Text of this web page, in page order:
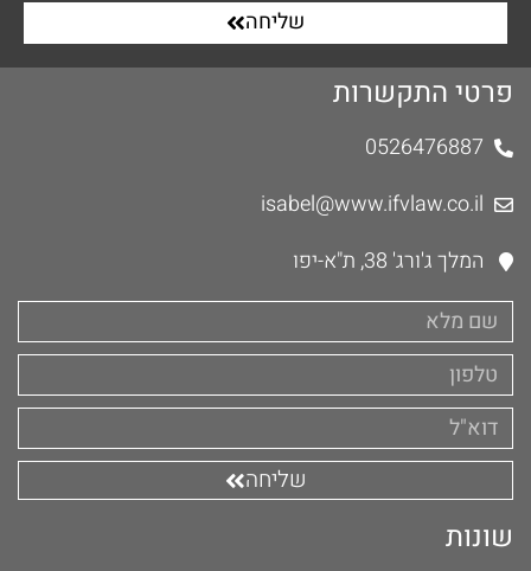
שליחה
פרטי התקשרות
0526476887
isabel@www.ifvlaw.co.il
המלך ג'ורג' 38, ת"א-יפו
שליחה
שונות